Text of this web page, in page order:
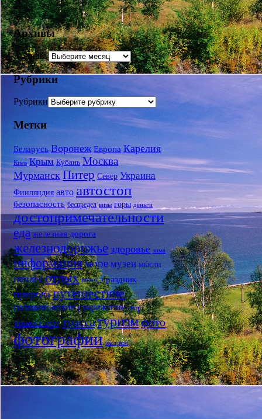
Архивы
Архивы
Рубрики
Рубрики
Метки
Беларусь Воронеж Европа Карелия
Киев Крым Кубань Москва
Мурманск Питер Север Украина
Финляндия авто автостоп
безопасность беспредел визы горы деньги
достопримечательности
еда железная дорога
железнодорожье здоровье зима
информацияморе музеи мысли
ночлег отдых поход праздник
природа путешествие
размышление снаряжение спорт
транспорт трассатуризмфото
фотографии экстрим